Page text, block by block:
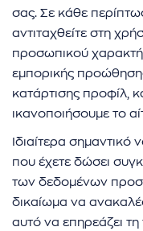
σας. Σε κάθε
αντιταχθείτε στη
προσωπικού
εμπορικής
κατάρτισης προφίλ,
ικανοποιήσουμε το
Ιδιαίτερα σημαντικό
που έχετε δώσει
των δεδομένων
δικαίωμα να
αυτό να επηρεάζει